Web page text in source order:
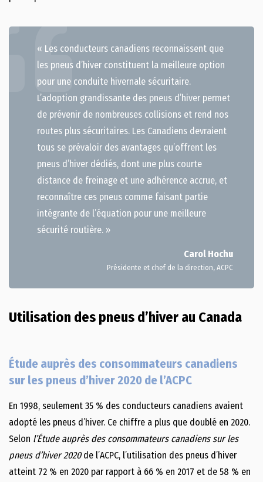
« Les conducteurs canadiens reconnaissent que
les pneus d’hiver constituent la meilleure option
pour une conduite hivernale sécuritaire.
L’adoption grandissante des pneus d’hiver permet
de prévenir de nombreuses collisions et rend nos
routes plus sécuritaires. Les Canadiens devraient
tous se prévaloir des avantages qu’offrent les
pneus d’hiver dédiés, dont une plus courte
distance de freinage et une adhérence accrue, et
reconnaître ces pneus comme faisant partie
intégrante de l’équation pour une meilleure
sécurité routière. »
Carol Hochu
Présidente et chef de la direction, ACPC
Utilisation des pneus d’hiver au Canada
Étude auprès des consommateurs canadiens
sur les pneus d’hiver 2020 de l’ACPC
En 1998, seulement 35 % des conducteurs canadiens avaient
adopté les pneus d’hiver. Ce chiffre a plus que doublé en 2020.
Selon l’Étude auprès des consommateurs canadiens sur les
pneus d’hiver 2020de l’ACPC, l’utilisation des pneus d’hiver
atteint 72 % en 2020 par rapport à 66 % en 2017 et de 58 % en